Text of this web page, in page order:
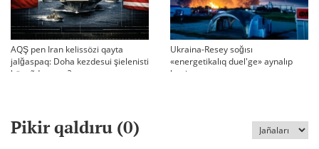
AQŞ pen Iran kelissözi qayta
jalğaspaq: Doha kezdesui şielenisti
bäseñdete me?
Ukraina-Resey soğısı
«energetikalıq duel'ge» aynalıp
ketti
Pikir qaldıru (0)